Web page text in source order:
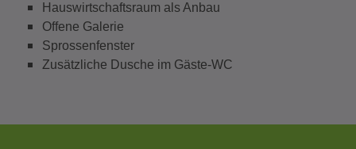
Hauswirtschaftsraum als Anbau
Offene Galerie
Sprossenfenster
Zusätzliche Dusche im Gäste-WC